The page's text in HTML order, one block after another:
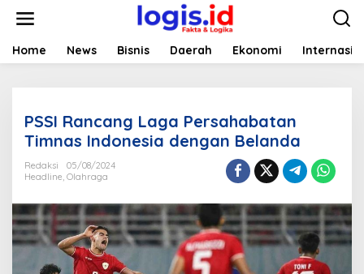
t
Home News Bisnis Daerah Ekonomi
PSSI Rancang Laga Persahabatan
Timnas Indonesia dengan Belanda
Redaksi
05/08/2024
Headline, Olahraga